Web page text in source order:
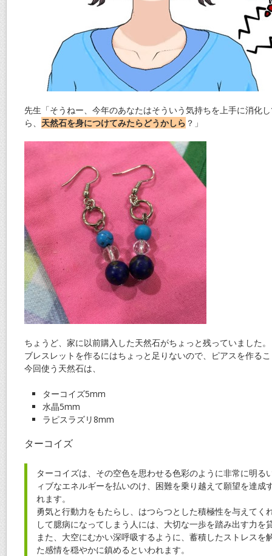
先生「そうねー、今年のあなたはそういう気持ちを上手に消化
ら、 天然石を身につけてみたらどうかしら ？」
ちょうど、家に以前購入した天然石がちょっと残っていました。
ブレスレットを作るにはちょっと足りないので、ピアスを作る
今回使う天然石は、
ターコイズ5mm
水晶5mm
ラピスラズリ8mm
ターコイズ
ターコイズは、その空色を思わせる色彩のように非常に明る
ィブなエネルギーを払いのけ、困難を乗り越えて願望を達成
れます。
勇気と行動力をもたらし、はつらつとした積極性を与えてく
して臆病になってしまう人には、大切な一歩を踏み出す力を
また、大空にむかい深呼吸するように、蓄積したストレスを
た感情を穏やかに鎮めるといわれます。